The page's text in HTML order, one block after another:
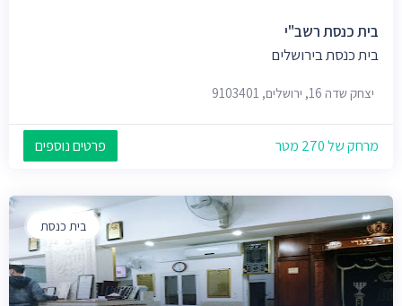
בית כנסת רשב"י
בית כנסת בירושלים
יצחק שדה 16, ירושלים, 9103401
מרחק של 270 מטר פרטים נוספים
בית כנסת